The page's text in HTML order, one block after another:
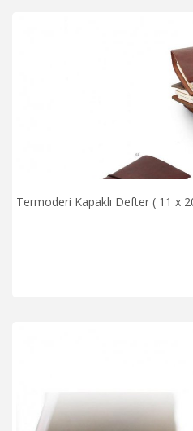
Termoderi Kapaklı Defter ( 11 x